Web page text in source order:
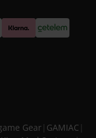
Gear GAMIAC